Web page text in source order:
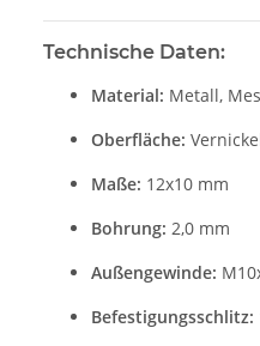
Technische Daten:
Material: Metall,
Oberfläche:
Maße: 12x10 mm
Bohrung: 2,0 mm
Außengewinde:
Befestigungsschlitz: